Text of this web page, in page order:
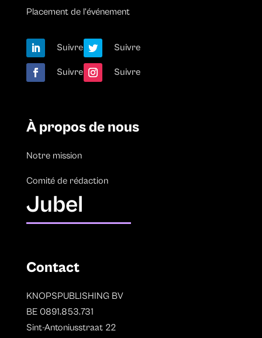
Placement de l’événement
Suivre Suivre
Suivre Suivre
À propos de nous
Notre mission
Comité de rédaction
Jubel
Contact
KNOPSPUBLISHING BV
BE 0891.853.731
Sint-Antoniusstraat 22